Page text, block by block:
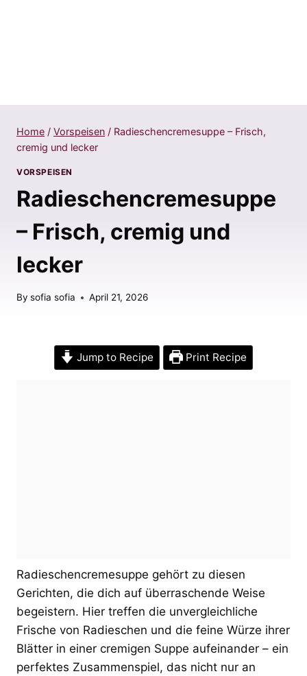
Home / Vorspeisen / Radieschencremesuppe – Frisch,
cremig und lecker
VORSPEISEN
Radieschencremesuppe
– Frisch, cremig und
lecker
By sofia sofia April 21, 2026
Jump to Recipe Print Recipe
Radieschencremesuppe gehört zu diesen
Gerichten, die dich auf überraschende Weise
begeistern. Hier treffen die unvergleichliche
Frische von Radieschen und die feine Würze ihrer
Blätter in einer cremigen Suppe aufeinander – ein
perfektes Zusammenspiel, das nicht nur an